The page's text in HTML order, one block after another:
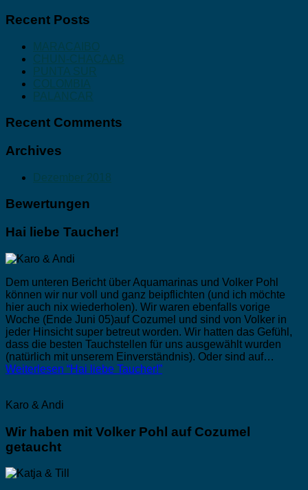
Recent Posts
MARACAIBO
CHUN-CHACAAB
PUNTA SUR
COLOMBIA
PALANCAR
Recent Comments
Archives
Dezember 2018
Bewertungen
Hai liebe Taucher!
Dem unteren Bericht über Aquamarinas und Volker Pohl
können wir nur voll und ganz beipflichten (und ich möchte
hier auch nix wiederholen). Wir waren ebenfalls vorige
Woche (Ende Juni 05)auf Cozumel und sind von Volker in
jeder Hinsicht super betreut worden. Wir hatten das Gefühl,
dass die besten Tauchstellen für uns ausgewählt wurden
(natürlich mit unserem Einverständnis). Oder sind auf…
Weiterlesen “Hai liebe Taucher!”
Karo & Andi
Wir haben mit Volker Pohl auf Cozumel
getaucht